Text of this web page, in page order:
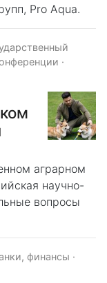
Pro Aqua.
·
аграрном
научно-
вопросы
финансы ·